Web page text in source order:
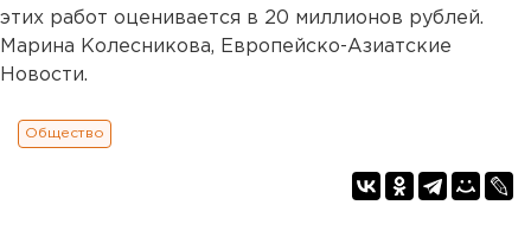
этих работ оценивается в 20 миллионов рублей.
Марина Колесникова, Европейско-Азиатские
Новости.
Общество